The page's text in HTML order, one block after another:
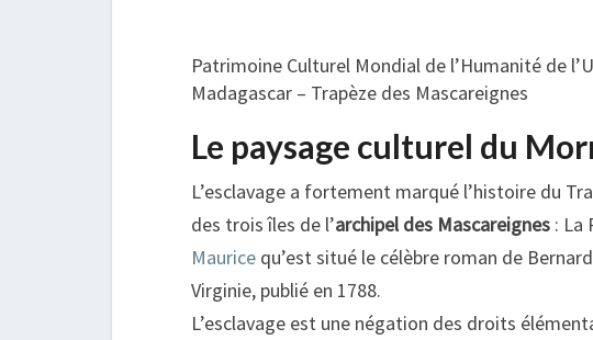
Patrimoine Culturel Mondial de l’Humanité de
Madagascar – Trapèze des Mascareignes
Le paysage culturel du
L’esclavage a fortement marqué l’histoire du
des trois îles de l’archipel des Mascareignes : La
Maurice qu’est situé le célèbre roman de
Virginie, publié en 1788.
L’esclavage est une négation des droits